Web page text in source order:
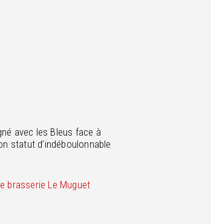
avec les Bleus face à
statut d’indéboulonnable
brasserie Le Muguet